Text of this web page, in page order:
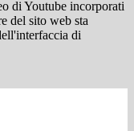
di Youtube incorporati
del sito web sta
di